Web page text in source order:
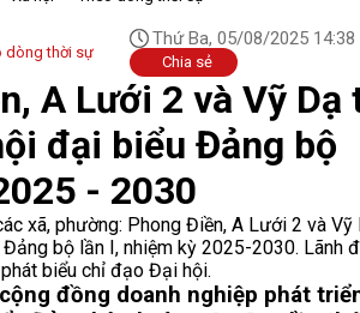
dòng thời sự
Thứ Ba, 05/08/2025 14:38
Chia sẻ
A Lưới 2 và Vỹ Dạ
đại biểu Đảng bộ
- 2030
xã, phường: Phong Điền, A Lưới 2 và Vỹ
bộ lần I, nhiệm kỳ 2025-2030. Lãnh
biểu chỉ đạo Đại hội.
đồng doanh nghiệp phát